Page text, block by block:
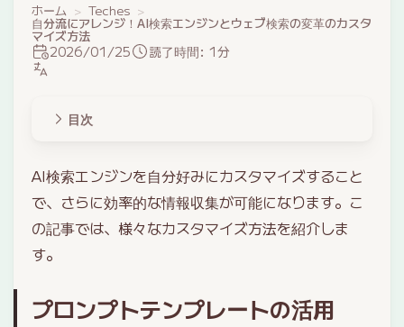
ホーム Teches
自分流にアレンジ！AI検索エンジンとウェブ検索の変革のカスタ
マイズ方法
2026/01/25 読了時間: 1分
目次
AI検索エンジンを自分好みにカスタマイズすること
で、さらに効率的な情報収集が可能になります。こ
の記事では、様々なカスタマイズ方法を紹介しま
す。
プロンプトテンプレートの活用